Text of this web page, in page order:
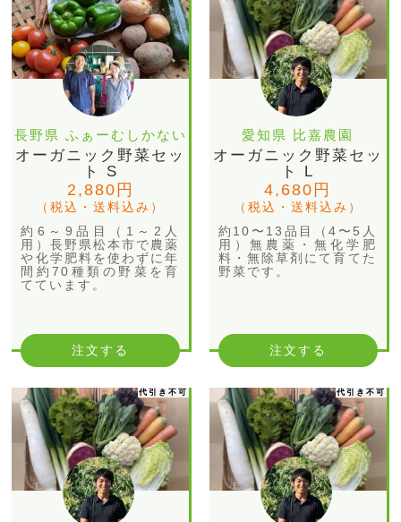
長野県 ふぁーむしかない
オーガニック野菜セッ
ト S
2,880円
（税込・送料込み）
約6～9品目（1～2人
用）長野県松本市で農薬
や化学肥料を使わずに年
間約70種類の野菜を育
てています。
注文する
愛知県 比嘉農園
オーガニック野菜セッ
ト L
4,680円
（税込・送料込み）
約10〜13品目（4〜5人
用）無農薬・無化学肥
料・無除草剤にて育てた
野菜です。
注文する
代引き不可 代引き不可